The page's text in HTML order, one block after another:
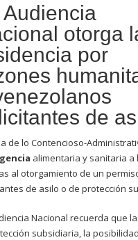
Audiencia
otorga
por
de
de lo Contencioso-
alimentaria y sanitaria
al otorgamiento de un
de asilo o de protección
Nacional recuerda que la
subsidiaria, la